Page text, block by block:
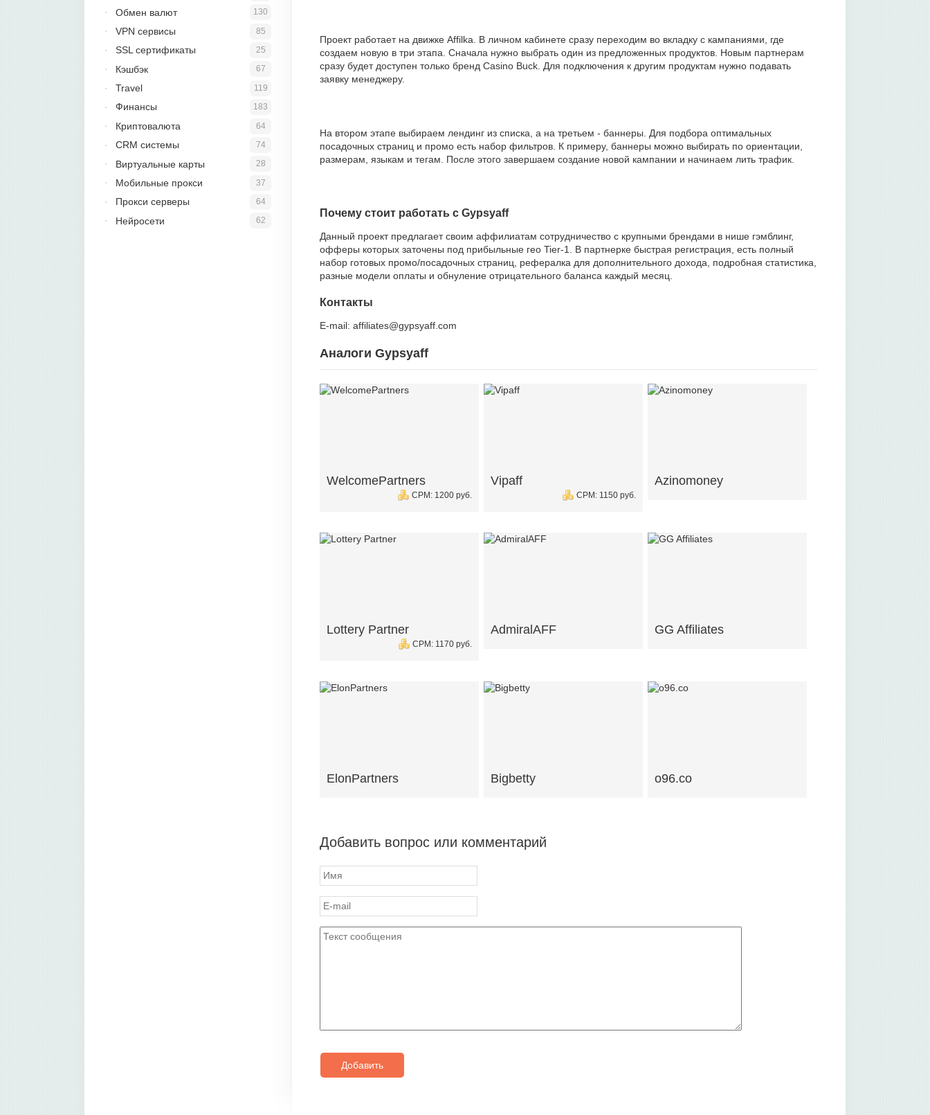
Проект работает на движке Affilka. В личном кабинете сразу переходим во вкладку с кампаниями, где
создаем новую в три этапа. Сначала нужно выбрать один из предложенных продуктов. Новым партнерам
сразу будет доступен только бренд Casino Buck. Для подключения к другим продуктам нужно подавать
заявку менеджеру.
На втором этапе выбираем лендинг из списка, а на третьем - баннеры. Для подбора оптимальных
посадочных страниц и промо есть набор фильтров. К примеру, баннеры можно выбирать по ориентации,
размерам, языкам и тегам. После этого завершаем создание новой кампании и начинаем лить трафик.
Почему стоит работать с Gypsyaff
Данный проект предлагает своим аффилиатам сотрудничество с крупными брендами в нише гэмблинг,
офферы которых заточены под прибыльные гео Tier-1. В партнерке быстрая регистрация, есть полный
набор готовых промо/посадочных страниц, рефералка для дополнительного дохода, подробная статистика,
разные модели оплаты и обнуление отрицательного баланса каждый месяц.
Контакты
E-mail: affiliates@gypsyaff.com
Аналоги Gypsyaff
WelcomePartners
CPM: 1200 руб.
Vipaff
CPM: 1150 руб.
Azinomoney
Lottery Partner
CPM: 1170 руб.
AdmiralAFF GG Affiliates
ElonPartners Bigbetty o96.co
Добавить вопрос или комментарий
Добавить
130
Обмен валют
85
VPN сервисы
25
SSL сертификаты
67
Кэшбэк
119
Travel
183
Финансы
64
Криптовалюта
74
CRM системы
28
Виртуальные карты
37
Мобильные прокси
64
Прокси серверы
62
Нейросети